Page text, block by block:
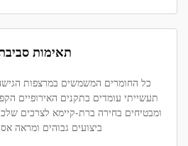
תאימות
תעשייתי עומדים בתקנים האירופיים
ומבטיחים בחירה ברת-קיימא לצרכים
ביצועים גבוהים ומראה